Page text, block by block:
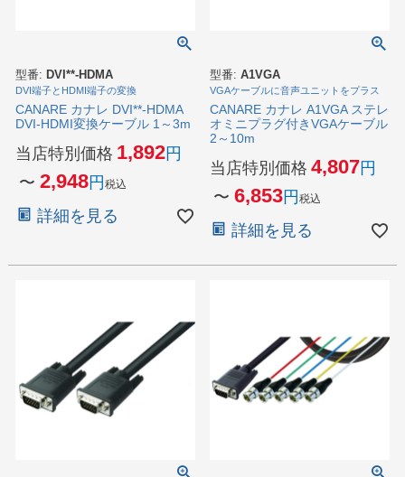
型番: DVI**-HDMA
DVI端子とHDMI端子の変換
CANARE カナレ DVI**-HDMA
DVI-HDMI変換ケーブル 1～3m
当店特別価格 1,892
〜 2,948 税込
詳細を見る
型番: A1VGA
VGAケーブルに音声ユニットをプラス
CANARE カナレ A1VGA ステレ
オミニプラグ付きVGAケーブル
2～10m
当店特別価格 4,807
〜 6,853 税込
詳細を見る